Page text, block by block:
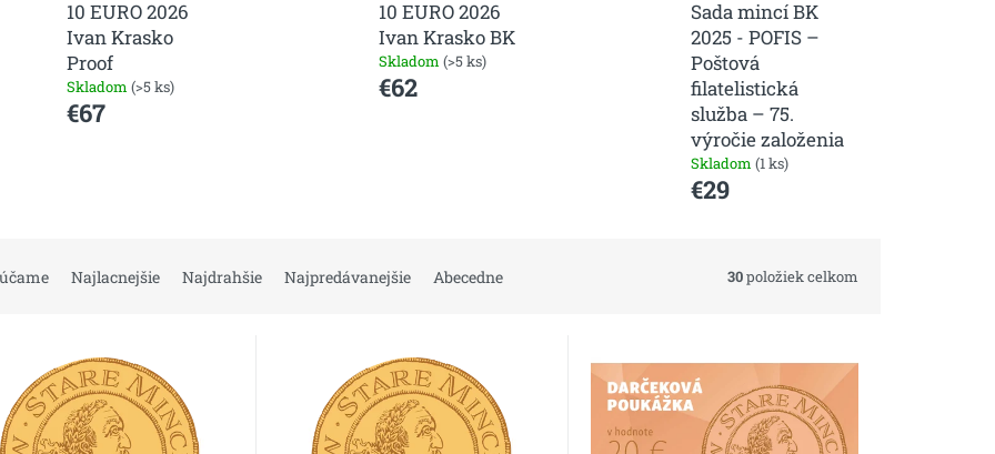
10 EURO 2026
Ivan Krasko
Proof
Skladom (>5 ks)
€67
10 EURO 2026
Ivan Krasko BK
Skladom (>5 ks)
€62
Sada mincí BK
2025 - POFIS –
Poštová
filatelistická
služba – 75.
výročie založenia
Skladom (1 ks)
€29
Najlacnejšie Najdrahšie Najpredávanejšie Abecedne 30položiek celkom